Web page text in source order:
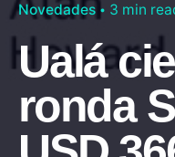
Novedades 3 min
Ualá
ronda